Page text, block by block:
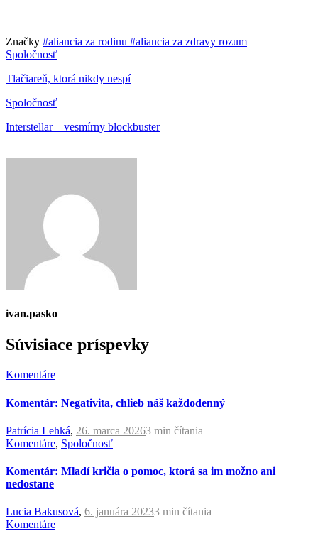
Značky #aliancia za rodinu #aliancia za zdravy rozum
Spoločnosť
Tlačiareň, ktorá nikdy nespí
Spoločnosť
Interstellar – vesmírny blockbuster
ivan.pasko
Súvisiace príspevky
Komentáre
Komentár: Negativita, chlieb náš každodenný
Patrícia Lehká, 26. marca 20263 min čítania
Komentáre, Spoločnosť
Komentár: Mladí kričia o pomoc, ktorá sa im možno ani
nedostane
Lucia Bakusová, 6. januára 20233 min čítania
Komentáre